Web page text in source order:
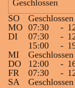
Geschlossen
SO
Geschlossen
MO 07:30 -
DI
07:30 -
15:00
-
MI
Geschlossen
DO
12:00 -
FR
07:30 -
SA
Geschlossen